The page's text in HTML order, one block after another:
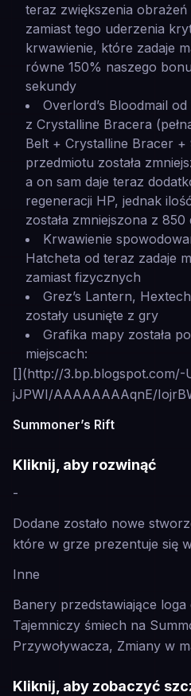
teraz zwiększenia
zamiast tego uderzenia
krwawienie, które zadaje
równe 150% naszego
sekundy
Overlord’s Bloodmail
z Crystalline Bracera
Belt + Crystalline Bracer +
przedmiotu została
a on sam daje teraz
regeneracji HP, jednak
została zmniejszona z 850
Krwawienie
Hatcheta od teraz zadaje
zamiast fizycznych
Grez’s Lantern,
zostały usunięte z gry
Grafika mapy została
miejscach:
[](http://
jJPWI/AAAAAAAAqnE/
Summoner’s Rift
Kliknij, aby rozwinąć
-
Dodane zostało nowe
które w grze prezentuje się
Inne
Banery przedstawiające
Tajemniczy śmiech na
Przywoływacza, Zmiany w
Kliknij, aby zobaczyć